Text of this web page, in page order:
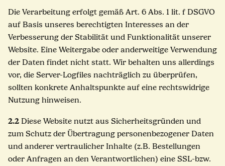
Die Verarbeitung erfolgt gemäß Art. 6 Abs. 1 lit. f DSGVO
auf Basis unseres berechtigten Interesses an der
Verbesserung der Stabilität und Funktionalität unserer
Website. Eine Weitergabe oder anderweitige Verwendung
der Daten findet nicht statt. Wir behalten uns allerdings
vor, die Server-Logfiles nachträglich zu überprüfen,
sollten konkrete Anhaltspunkte auf eine rechtswidrige
Nutzung hinweisen.
2.2 Diese Website nutzt aus Sicherheitsgründen und
zum Schutz der Übertragung personenbezogener Daten
und anderer vertraulicher Inhalte (z.B. Bestellungen
oder Anfragen an den Verantwortlichen) eine SSL-bzw.